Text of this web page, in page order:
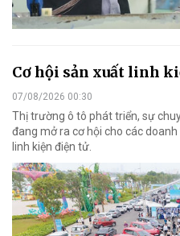
Cơ hội sản xuất linh
07/08/2026 00:30
Thị trường ô tô phát triển, sự
đang mở ra cơ hội cho các
linh kiện điện tử.